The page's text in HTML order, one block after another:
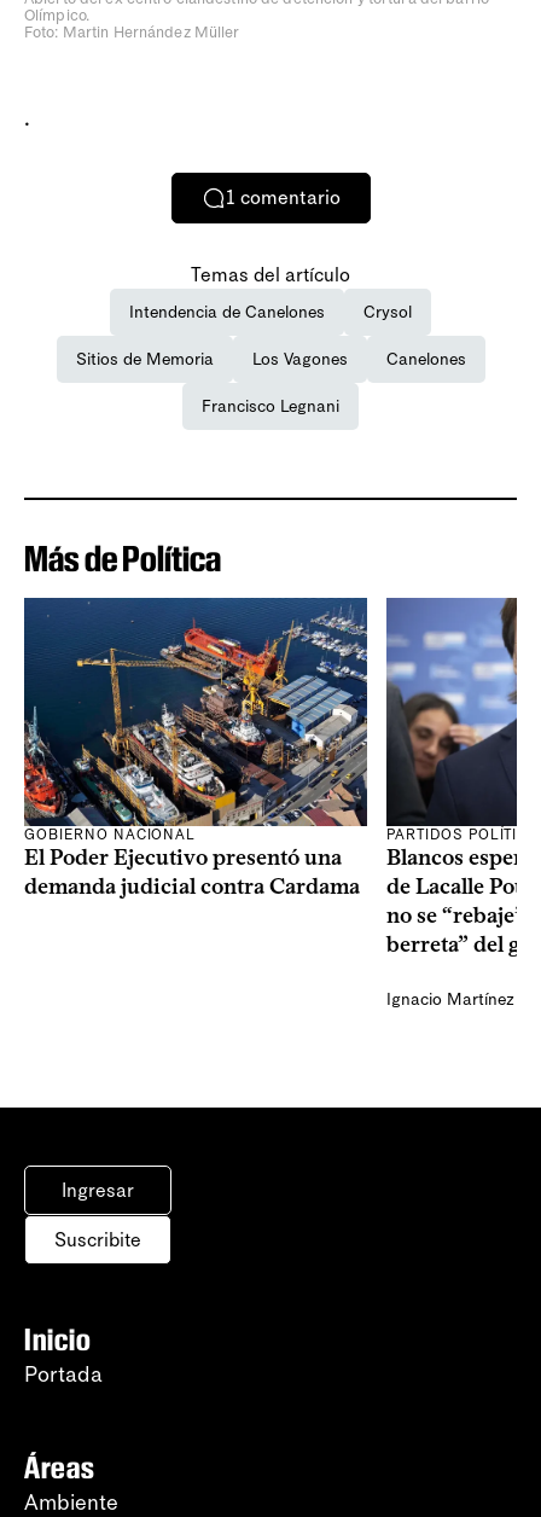
Olímpico.
Foto: Martin Hernández Müller
.
1 comentario
Temas del artículo
Intendencia de Canelones Crysol
Sitios de Memoria Los Vagones Canelones
Francisco Legnani
Más de Política
GOBIERNO NACIONAL
El Poder Ejecutivo presentó una
demanda judicial contra Cardama
PARTIDOS
Blancos
de Lacalle Pou
no se “rebaje”
berreta” del
Ignacio Martínez
Ingresar
Suscribite
Inicio
Portada
Áreas
Ambiente